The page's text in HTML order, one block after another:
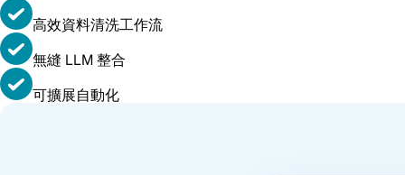
高效資料清洗工作流
無縫 LLM 整合
可擴展自動化